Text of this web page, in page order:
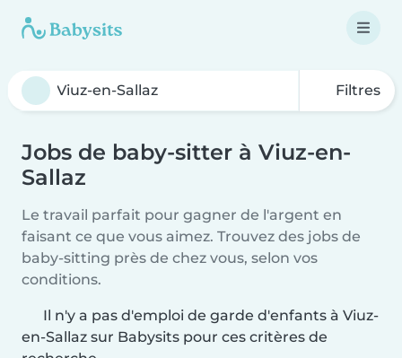
Filtres
Jobs de baby-sitter à Viuz-en-
Sallaz
Le travail parfait pour gagner de l'argent en
faisant ce que vous aimez. Trouvez des jobs de
baby-sitting près de chez vous, selon vos
conditions.
Il n'y a pas d'emploi de garde d'enfants à Viuz-
en-Sallaz sur Babysits pour ces critères de